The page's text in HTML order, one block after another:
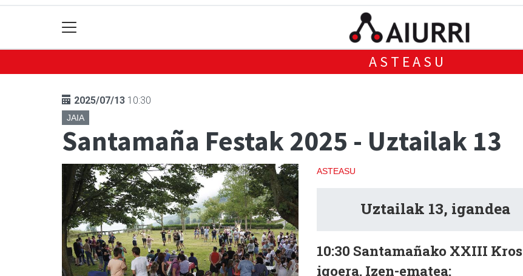
ASTEASU
2025/07/13 10:30
JAIA
Santamaña Festak 2025 - Uztailak 13
ASTEASU
Uztailak 13, igandea
10:30 Santamañako XXIII Kros
igoera. Izen-ematea: